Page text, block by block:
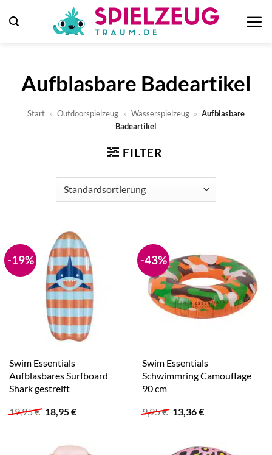
Inhalt
springen
Aufblasbare Badeartikel
Start » Outdoorspielzeug » Wasserspielzeug » Aufblasbare
Badeartikel
FILTER
-19%
Swim Essentials
Aufblasbares Surfboard
Shark gestreift
19,95€ Ursprünglicher
Preis
18,95€Aktueller
-43%
Swim Essentials
Schwimmring Camouflage
90 cm
9,95€ Ursprünglicher
Preis
13,36€Aktueller